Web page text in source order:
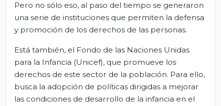
Pero no sólo eso, al paso del tiempo se generaron
una serie de instituciones que permiten la defensa
y promoción de los derechos de las personas.
Está también, el Fondo de las Naciones Unidas
para la Infancia (Unicef), que promueve los
derechos de este sector de la población. Para ello,
busca la adopción de políticas dirigidas a mejorar
las condiciones de desarrollo de la infancia en el